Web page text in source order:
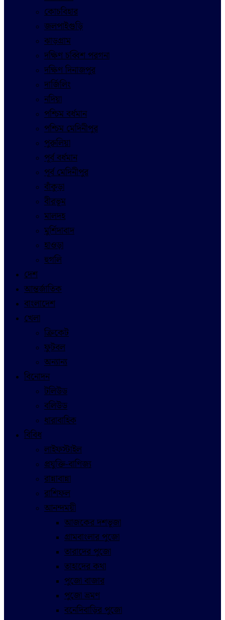
কোচবিহার
জলপাইগুড়ি
ঝাড়গ্রাম
দক্ষিণ চব্বিশ পরগনা
দক্ষিণ দিনাজপুর
দার্জিলিং
নদিয়া
পশ্চিম বর্ধমান
পশ্চিম মেদিনীপুর
পুরুলিয়া
পূর্ব বর্ধমান
পূর্ব মেদিনীপুর
বাঁকুড়া
বীরভূম
মালদহ
মুর্শিদাবাদ
হাওড়া
হুগলি
দেশ
আন্তর্জাতিক
বাংলাদেশ
খেলা
ক্রিকেট
ফুটবল
অন্যান্য
বিনোদন
টলিউড
বলিউড
ধারাবাহিক
বিবিধ
লাইফস্টাইল
প্রযুক্তি-বাণিজ্য
রান্নাবান্না
রাশিফল
আনন্দময়ী
আজকের দশভূজা
গ্রামবাংলার পুজো
তারাদের পুজো
তাহাদের কথা
পুজো বাজার
পুজো ভ্রমণ
বনেদিবাড়ির পুজো